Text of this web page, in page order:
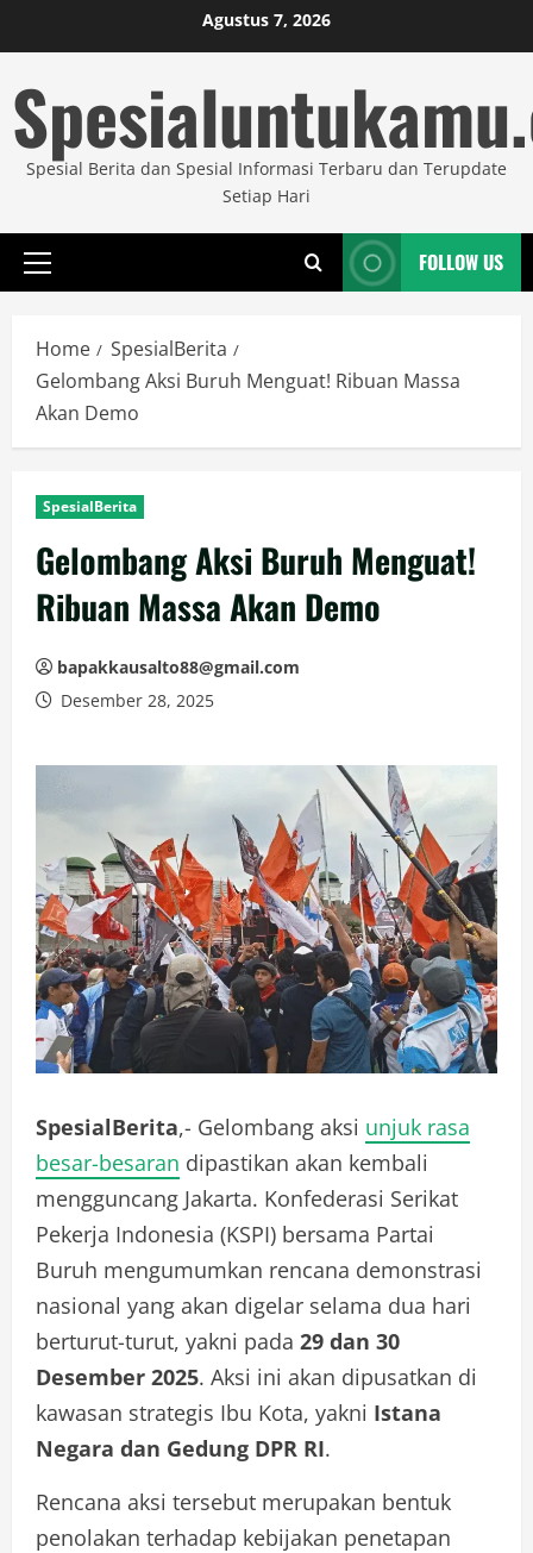
to
Agustus 7, 2026
Spesial Berita dan Spesial Informasi Terbaru dan Terupdate
Setiap Hari
Primary
FOLLOW US
Home
SpesialBerita
Gelombang Aksi Buruh Menguat! Ribuan Massa
Akan Demo
SpesialBerita
Gelombang Aksi Buruh Menguat!
Ribuan Massa Akan Demo
bapakkausalto88@gmail.com
Desember 28, 2025
SpesialBerita,- Gelombang aksi unjuk rasa
besar-besaran dipastikan akan kembali
mengguncang Jakarta. Konfederasi Serikat
Pekerja Indonesia (KSPI) bersama Partai
Buruh mengumumkan rencana demonstrasi
nasional yang akan digelar selama dua hari
berturut-turut, yakni pada 29 dan 30
Desember 2025. Aksi ini akan dipusatkan di
kawasan strategis Ibu Kota, yakni Istana
Negara dan Gedung DPR RI.
Rencana aksi tersebut merupakan bentuk
penolakan terhadap kebijakan penetapan